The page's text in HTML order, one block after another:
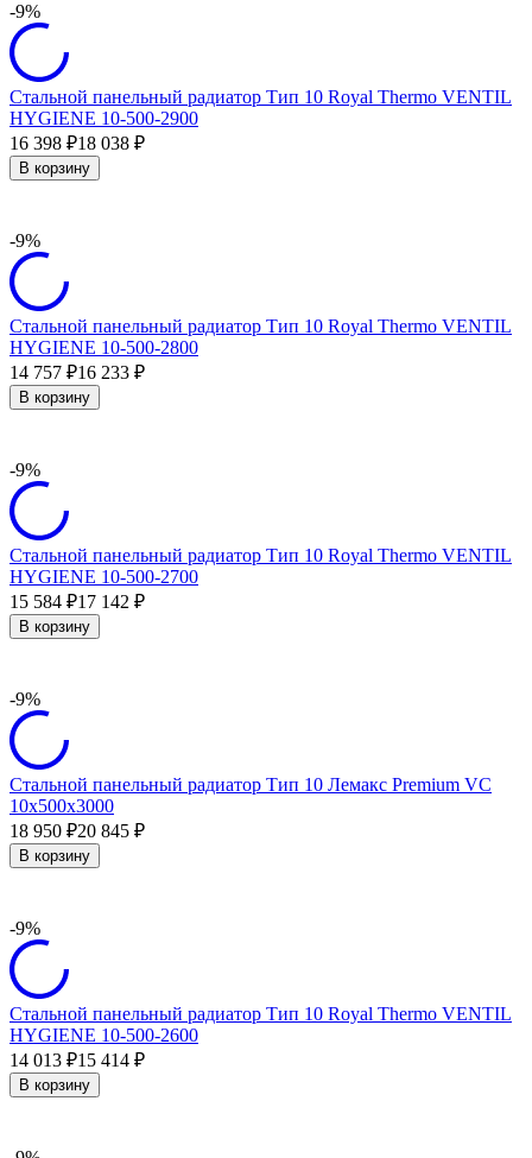
-9%
Стальной панельный радиатор Тип 10 Royal Thermo VENTIL
HYGIENE 10-500-2900
16 398 ₽18 038 ₽
В корзину
-9%
Стальной панельный радиатор Тип 10 Royal Thermo VENTIL
HYGIENE 10-500-2800
14 757 ₽16 233 ₽
В корзину
-9%
Стальной панельный радиатор Тип 10 Royal Thermo VENTIL
HYGIENE 10-500-2700
15 584 ₽17 142 ₽
В корзину
-9%
Стальной панельный радиатор Тип 10 Лемакс Premium VC
10х500х3000
18 950 ₽20 845 ₽
В корзину
-9%
Стальной панельный радиатор Тип 10 Royal Thermo VENTIL
HYGIENE 10-500-2600
14 013 ₽15 414 ₽
В корзину